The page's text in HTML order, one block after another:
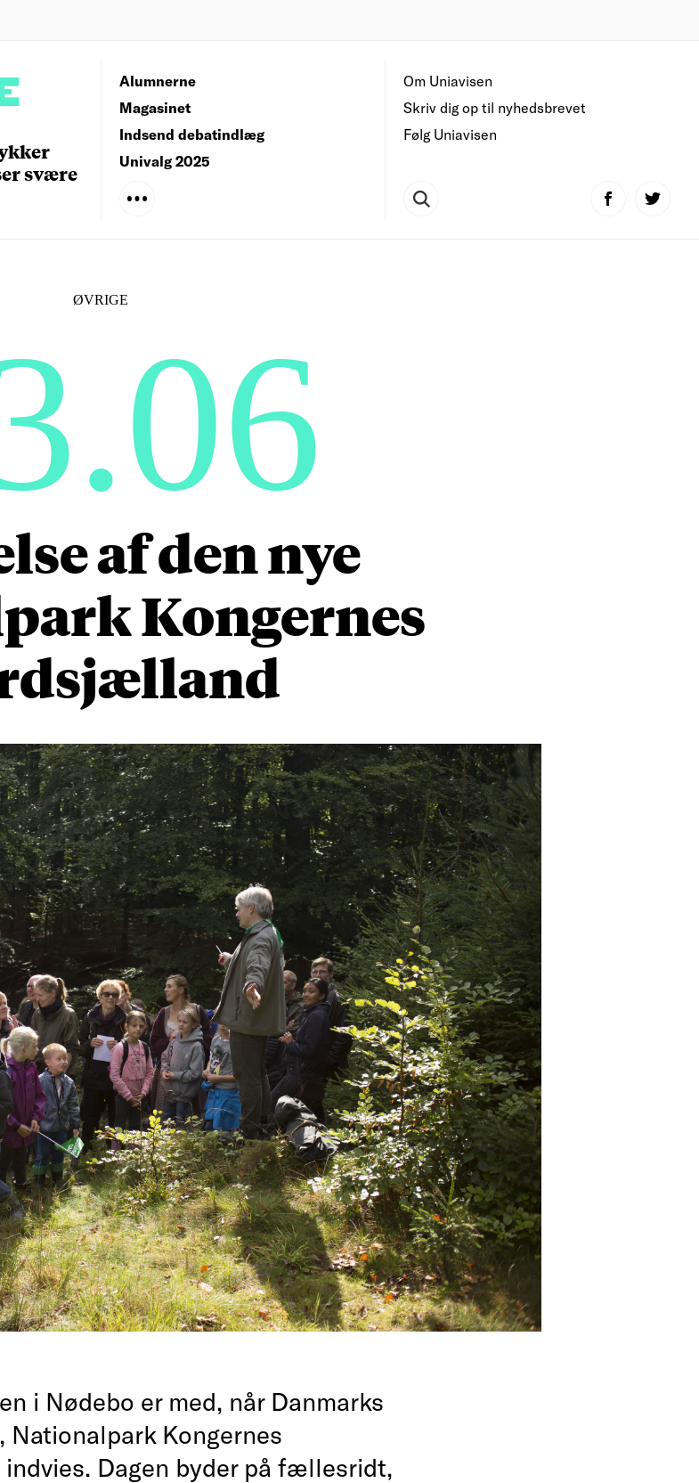
svære
Om Uniavisen
Skriv dig op til nyhedsbrevet
Følg Uniavisen
Alumnerne
Magasinet
Indsend debatindlæg
Univalg 2025
ØVRIGE
af den nye
Kongernes
i Nødebo er med, når Danmarks
Kongernes
Dagen byder på fællesridt,